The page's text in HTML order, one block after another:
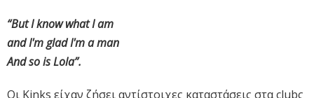
“But I know what I am
and I'm glad I'm a man
And so is Lola”.
Οι Kinks είχαν ζήσει αντίστοιχες καταστάσεις στα clubς